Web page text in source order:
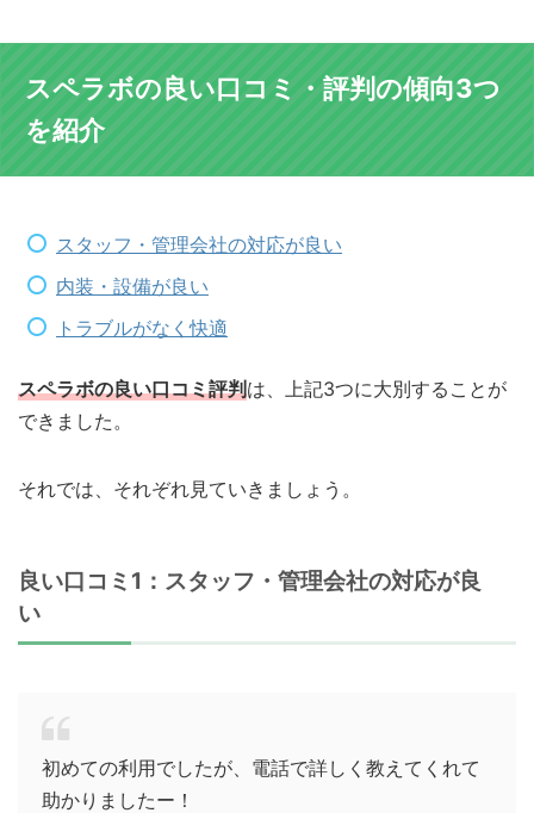
スペラボの良い口コミ・評判の傾向3つ
を紹介
スタッフ・管理会社の対応が良い
内装・設備が良い
トラブルがなく快適
スペラボの良い口コミ評判は、上記3つに大別することが
できました。
それでは、それぞれ見ていきましょう。
良い口コミ1：スタッフ・管理会社の対応が良
い
初めての利用でしたが、電話で詳しく教えてくれて
助かりましたー！